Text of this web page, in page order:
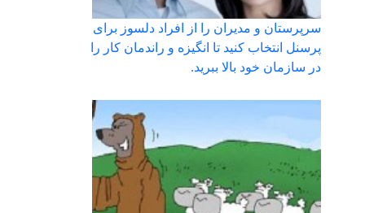
سرپرستان و مدیران را از افراد دلسوز برای
پرسنل انتخاب کنید تا انگیزه و راندمان کار را
در سازمان خود بالا ببرید.